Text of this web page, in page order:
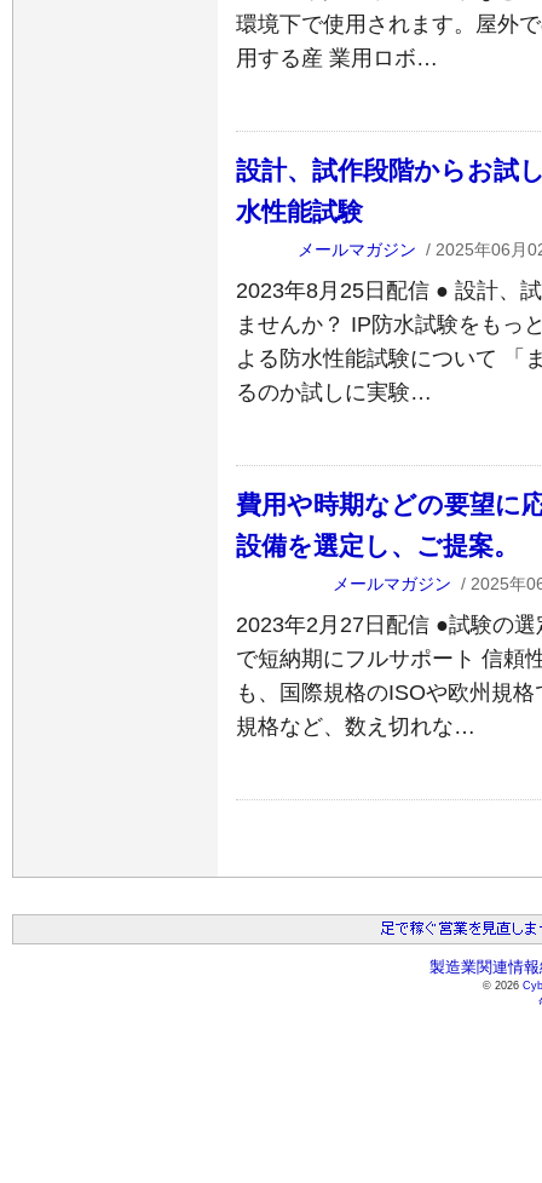
環境下で使用されます。屋外
用する産 業用ロボ…
設計、試作段階からお試
水性能試験
メールマガジン / 2025年06月
2023年8月25日配信 ● 設計、
ませんか？ IP防水試験をもっ
よる防水性能試験について 「
るのか試しに実験…
費用や時期などの要望に
設備を選定し、ご提案。
メールマガジン / 2025年
2023年2月27日配信 ●試験の
で短納期にフルサポート 信頼
も、国際規格のISOや欧州規
規格など、数え切れな…
製造業関連情
© 2026